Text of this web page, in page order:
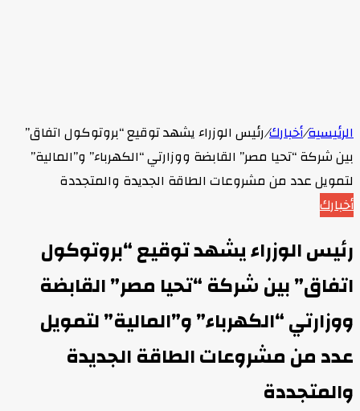
الرئيسية/أخبارك/رئيس الوزراء يشهد توقيع “بروتوكول اتفاق”
بين شركة “تحيا مصر” القابضة ووزارتي “الكهرباء” و”المالية”
لتمويل عدد من مشروعات الطاقة الجديدة والمتجددة
أخبارك
رئيس الوزراء يشهد توقيع “بروتوكول
اتفاق” بين شركة “تحيا مصر” القابضة
ووزارتي “الكهرباء” و”المالية” لتمويل
عدد من مشروعات الطاقة الجديدة
والمتجددة